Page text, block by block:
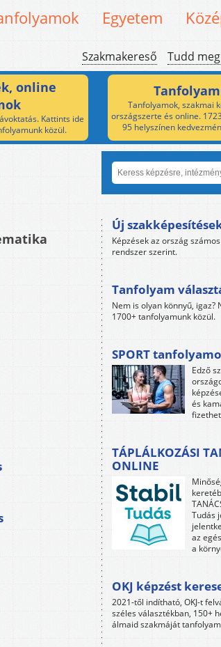
Egyetem
Szakmakereső Tudd
online
Kattints ide
közül.
Tanfolyamok, szakmai
országszerte és online.
95 helyszínen
Új
Képzések az ország
rendszer szerint.
Tanfolyam
Nem is olyan könnyű, igaz?
1700+ tanfolyamunk közül.
SPORT
Edző
és
TÁPLÁLKOZÁSI
ONLINE
Tudás
az
a
OKJ képzést
2021-től indítható, OKJ-t
széles választékban, 150+
álmaid szakmáját